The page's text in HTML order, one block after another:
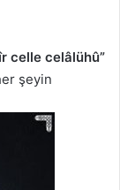
celle celâlühû”
şeyin